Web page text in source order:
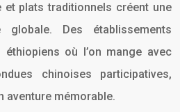
et plats traditionnels créent une
globale. Des établissements
où l’on mange avec
chinoises participatives,
aventure mémorable.